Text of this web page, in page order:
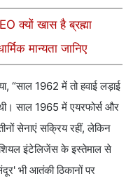
क्यों खास है ब्रह्मा
मान्यता जानिए
“साल 1962 में तो हवाई लड़ाई
साल 1965 में एयरफोर्स और
सेनाएं सक्रिय रहीं, लेकिन
इंटेलिजेंस के इस्तेमाल से
भी आतंकी ठिकानों पर